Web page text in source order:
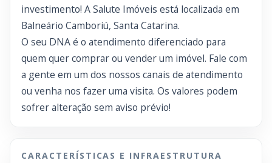
investimento! A Salute Imóveis está localizada em
Balneário Camboriú, Santa Catarina.
O seu DNA é o atendimento diferenciado para
quem quer comprar ou vender um imóvel. Fale com
a gente em um dos nossos canais de atendimento
ou venha nos fazer uma visita. Os valores podem
sofrer alteração sem aviso prévio!
CARACTERÍSTICAS E INFRAESTRUTURA